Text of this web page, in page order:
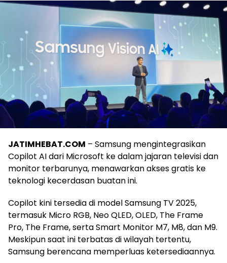
JATIMHEBAT.COM – Samsung mengintegrasikan
Copilot AI dari Microsoft ke dalam jajaran televisi dan
monitor terbarunya, menawarkan akses gratis ke
teknologi kecerdasan buatan ini.
Copilot kini tersedia di model Samsung TV 2025,
termasuk Micro RGB, Neo QLED, OLED, The Frame
Pro, The Frame, serta Smart Monitor M7, M8, dan M9.
Meskipun saat ini terbatas di wilayah tertentu,
Samsung berencana memperluas ketersediaannya.